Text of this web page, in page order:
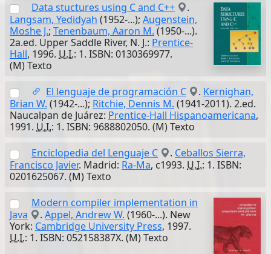
Data stuctures using C and C++
.
Langsam, Yedidyah (1952-...); Augenstein,
Moshe J.; Tenenbaum, Aaron M. (1950-...).
2a.ed. Upper Saddle River, N. J.: Prentice-
Hall, 1996. U.I.: 1. ISBN: 0130369977.
(M) Texto
El lenguaje de programación C
. Kernighan,
Brian W. (1942-...); Ritchie, Dennis M. (1941-2011). 2.ed.
Naucalpan de Juárez: Prentice-Hall Hispanoamericana,
1991. U.I.: 1. ISBN: 9688802050. (M) Texto
Enciclopedia del Lenguaje C
. Ceballos Sierra,
Francisco Javier. Madrid: Ra-Ma, c1993. U.I.: 1. ISBN:
0201625067. (M) Texto
Modern compiler implementation in
Java
. Appel, Andrew W. (1960-...). New
York: Cambridge University Press, 1997.
U.I.: 1. ISBN: 052158387X. (M) Texto